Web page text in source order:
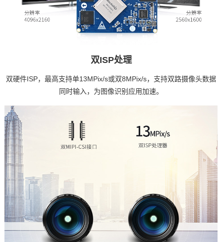
双ISP处理
双硬件ISP，最高支持单13MPix/s或双8MPix/s，支持双路摄像头数据
同时输入，为图像识别 应用加速。